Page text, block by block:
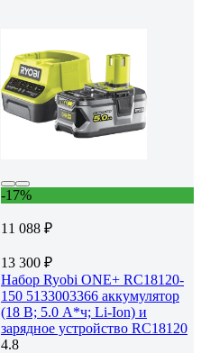
-17%
11 088 ₽
13 300 ₽
Набор Ryobi ONE+ RC18120-
150 5133003366 аккумулятор
(18 В; 5.0 А*ч; Li-Ion) и
зарядное устройство RC18120
4.8